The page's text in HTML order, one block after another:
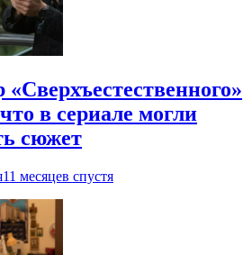
в сериале могли
сюжет
11 месяцев спустя